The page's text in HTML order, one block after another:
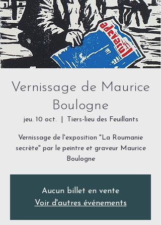
Vernissage de Maurice
Boulogne
jeu. 10 oct. Tiers-lieu des Feuillants
Vernissage de l'exposition "La Roumanie
secrète" par le peintre et graveur Maurice
Boulogne
Aucun billet en vente
Voir d'autres événements